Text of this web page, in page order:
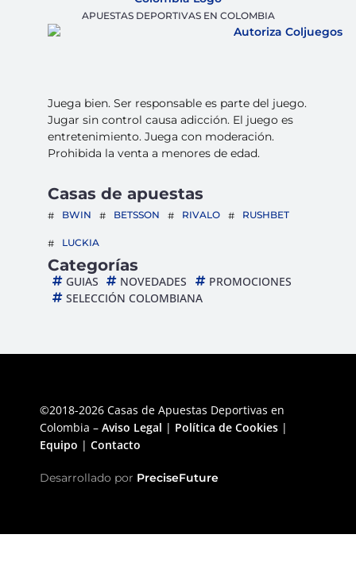
APUESTAS DEPORTIVAS EN COLOMBIA
Juega bien. Ser responsable es parte del juego.
Jugar sin control causa adicción. El juego es
entretenimiento. Juega con moderación.
Prohibida la venta a menores de edad.
Casas de apuestas
BWIN BETSSON RIVALO RUSHBET
LUCKIA
Categorías
GUIAS NOVEDADES
PROMOCIONES
SELECCIÓN COLOMBIANA
©2018-2026 Casas de Apuestas Deportivas en
Colombia – Aviso Legal | Política de Cookies |
Equipo | Contacto
Desarrollado por PreciseFuture